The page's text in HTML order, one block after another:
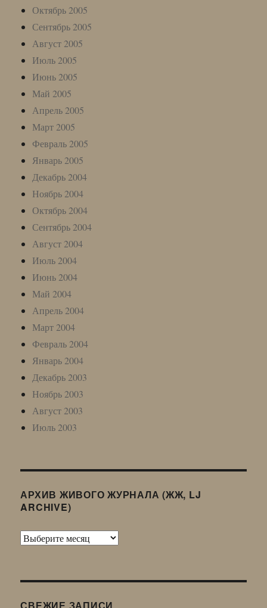
Октябрь 2005
Сентябрь 2005
Август 2005
Июль 2005
Июнь 2005
Май 2005
Апрель 2005
Март 2005
Февраль 2005
Январь 2005
Декабрь 2004
Ноябрь 2004
Октябрь 2004
Сентябрь 2004
Август 2004
Июль 2004
Июнь 2004
Май 2004
Апрель 2004
Март 2004
Февраль 2004
Январь 2004
Декабрь 2003
Ноябрь 2003
Август 2003
Июль 2003
АРХИВ ЖИВОГО ЖУРНАЛА (ЖЖ, LJ
ARCHIVE)
Архив
LJ